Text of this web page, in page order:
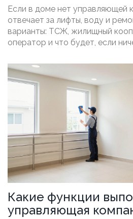
Если в доме нет управляющей
отвечает за лифты, воду и
варианты: ТСЖ, жилищный
оператор и что будет, если
Какие функции
управляющая